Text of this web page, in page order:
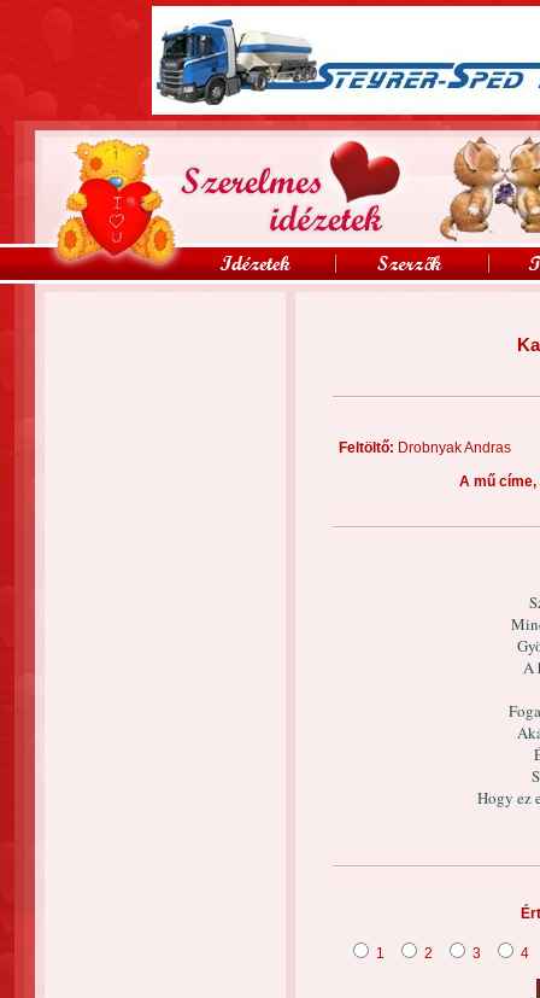
Feltöltő: Drobnyak
A mű
A
Hogy ez
1 2 3 4